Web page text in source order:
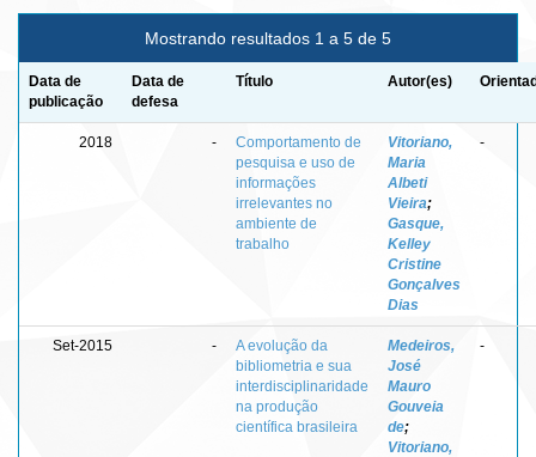
Mostrando resultados 1 a 5 de 5
Data de
publicação
Data de
defesa
Título Autor(es)
2018 -
Comportamento de
pesquisa e uso de
informações
irrelevantes no
ambiente de
trabalho
Vitoriano,
Maria
Albeti
Vieira;
Gasque,
Kelley
Cristine
Gonçalves
Dias
-
Set-2015 -
A evolução da
bibliometria e sua
interdisciplinaridade
na produção
científica brasileira
Medeiros,
José
Mauro
Gouveia
de;
Vitoriano,
-